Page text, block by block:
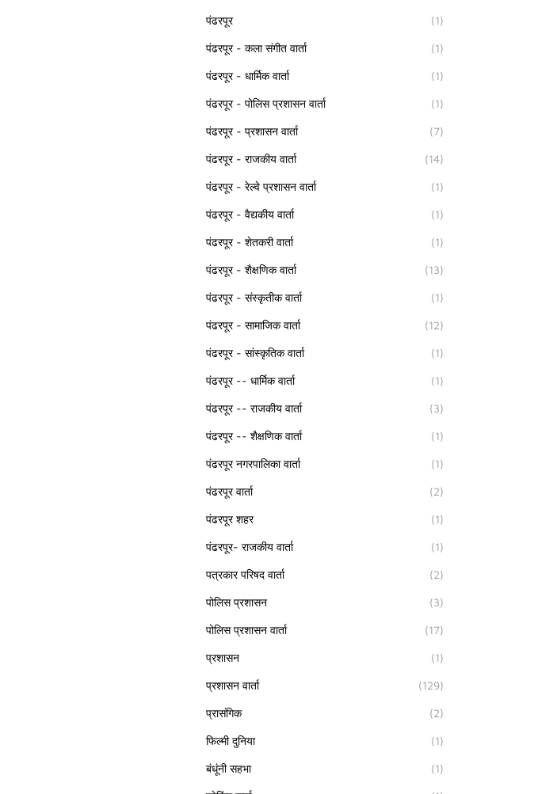
पंढरपूर (1)
पंढरपूर - कला संगीत वार्ता (1)
पंढरपूर - धार्मिक वार्ता (1)
पंढरपूर - पोलिस प्रशासन वार्ता (1)
पंढरपूर - प्रशासन वार्ता (7)
पंढरपूर - राजकीय वार्ता (14)
पंढरपूर - रेल्वे प्रशासन वार्ता (1)
पंढरपूर - वैद्यकीय वार्ता (1)
पंढरपूर - शेतकरी वार्ता (1)
पंढरपूर - शैक्षणिक वार्ता (13)
पंढरपूर - संस्कृतीक वार्ता (1)
पंढरपूर - सामाजिक वार्ता (12)
पंढरपूर - सांस्कृतिक वार्ता (1)
पंढरपूर -- धार्मिक वार्ता (1)
पंढरपूर -- राजकीय वार्ता (3)
पंढरपूर -- शैक्षणिक वार्ता (1)
पंढरपूर नगरपालिका वार्ता (1)
पंढरपूर वार्ता (2)
पंढरपूर शहर (1)
पंढरपूर- राजकीय वार्ता (1)
पत्रकार परिषद वार्ता (2)
पोलिस प्रशासन (3)
पोलिस प्रशासन वार्ता (17)
प्रशासन (1)
प्रशासन वार्ता (129)
प्रासंगिक (2)
फिल्मी दुनिया (1)
बंधूंनी सहभा (1)